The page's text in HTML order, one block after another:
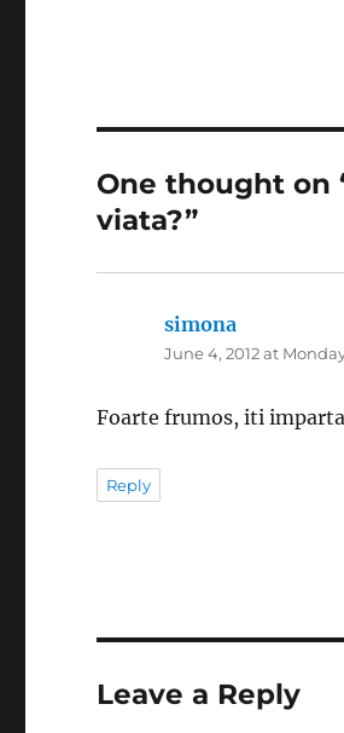
One thought on
viata?”
simona
June 4, 2012 at
Foarte frumos, iti
Reply
Leave a Reply